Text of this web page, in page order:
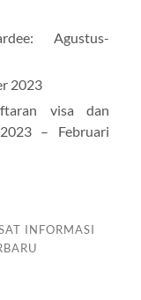
Agustus-
2023
visa dan
– Februari
INFORMASI